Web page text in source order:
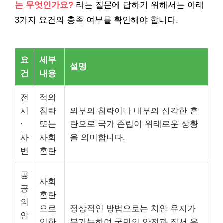
는 무엇인가요? 라는 질문에 답하기 위해서는 아래
3가지 요건의 충족 여부를 확인해야 합니다.
요
건
세부
내용
설명
전
시
·
사
변
적의
침략
또는
사회
혼란
외부의 침략이나 내부의 심각한 혼
란으로 국가 존립이 위태로운 상황
을 의미합니다.
공
공
의
안
사회
혼란
으로
정상적인 방법으로는 치안 유지가